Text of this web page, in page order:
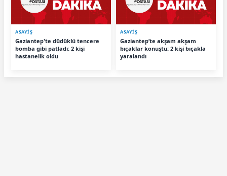
ASAYİŞ
Gaziantep'te düdüklü tencere
bomba gibi patladı: 2 kişi
hastanelik oldu
ASAYİŞ
Gaziantep’te akşam akşam
bıçaklar konuştu: 2 kişi bıçakla
yaralandı